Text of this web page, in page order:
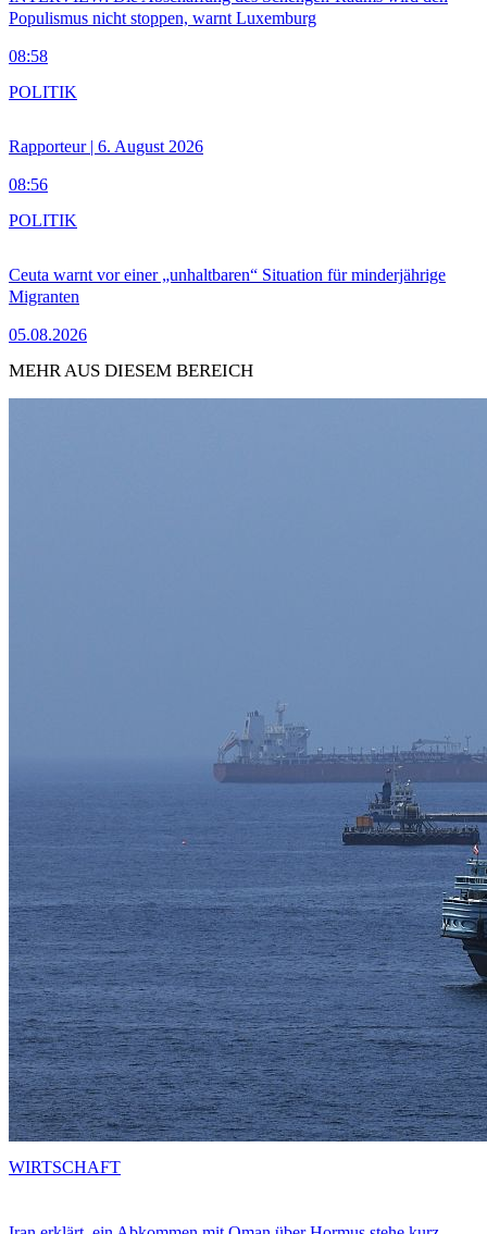
Populismus nicht stoppen, warnt Luxemburg
08:58
Rapporteur | 6. August 2026
08:56
POLITIK
Ceuta warnt vor einer „unhaltbaren“ Situation für minderjährige
Migranten
05.08.2026
POLITIK
MEHR AUS DIESEM BEREICH
WIRTSCHAFT